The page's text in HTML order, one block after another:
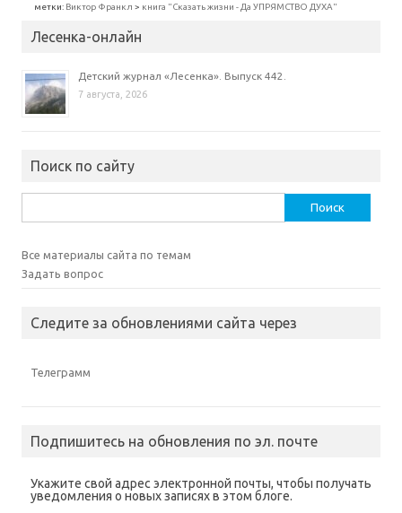
метки: Виктор Франкл > книга "Сказать жизни - Да УПРЯМСТВО ДУХА"
Лесенка-онлайн
Детский журнал «Лесенка». Выпуск 442.
7 августа, 2026
Поиск по сайту
Все материалы сайта по темам
Задать вопрос
Следите за обновлениями сайта через
Телеграмм
Подпишитесь на обновления по эл. почте
Укажите свой адрес электронной почты, чтобы получать
уведомления о новых записях в этом блоге.